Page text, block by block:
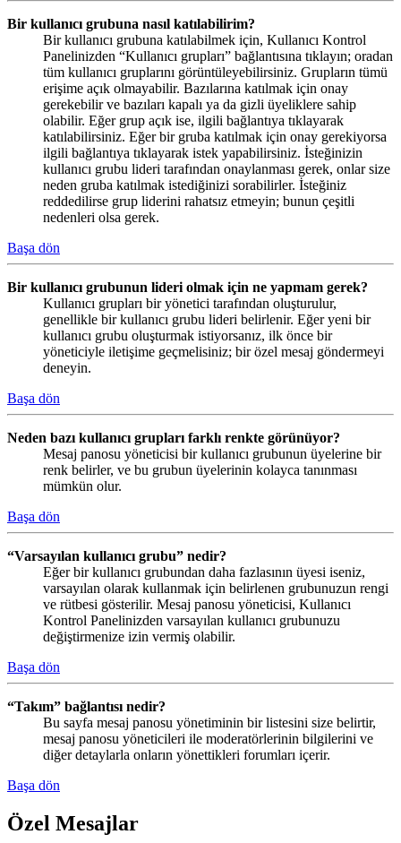
Bir kullanıcı grubuna nasıl katılabilirim?
Bir kullanıcı grubuna katılabilmek için, Kullanıcı Kontrol
Panelinizden “Kullanıcı grupları” bağlantısına tıklayın; oradan
tüm kullanıcı gruplarını görüntüleyebilirsiniz. Grupların tümü
erişime açık olmayabilir. Bazılarına katılmak için onay
gerekebilir ve bazıları kapalı ya da gizli üyeliklere sahip
olabilir. Eğer grup açık ise, ilgili bağlantıya tıklayarak
katılabilirsiniz. Eğer bir gruba katılmak için onay gerekiyorsa
ilgili bağlantıya tıklayarak istek yapabilirsiniz. İsteğinizin
kullanıcı grubu lideri tarafından onaylanması gerek, onlar size
neden gruba katılmak istediğinizi sorabilirler. İsteğiniz
reddedilirse grup liderini rahatsız etmeyin; bunun çeşitli
nedenleri olsa gerek.
Başa dön
Bir kullanıcı grubunun lideri olmak için ne yapmam gerek?
Kullanıcı grupları bir yönetici tarafından oluşturulur,
genellikle bir kullanıcı grubu lideri belirlenir. Eğer yeni bir
kullanıcı grubu oluşturmak istiyorsanız, ilk önce bir
yöneticiyle iletişime geçmelisiniz; bir özel mesaj göndermeyi
deneyin.
Başa dön
Neden bazı kullanıcı grupları farklı renkte görünüyor?
Mesaj panosu yöneticisi bir kullanıcı grubunun üyelerine bir
renk belirler, ve bu grubun üyelerinin kolayca tanınması
mümkün olur.
Başa dön
“Varsayılan kullanıcı grubu” nedir?
Eğer bir kullanıcı grubundan daha fazlasının üyesi iseniz,
varsayılan olarak kullanmak için belirlenen grubunuzun rengi
ve rütbesi gösterilir. Mesaj panosu yöneticisi, Kullanıcı
Kontrol Panelinizden varsayılan kullanıcı grubunuzu
değiştirmenize izin vermiş olabilir.
Başa dön
“Takım” bağlantısı nedir?
Bu sayfa mesaj panosu yönetiminin bir listesini size belirtir,
mesaj panosu yöneticileri ile moderatörlerinin bilgilerini ve
diğer detaylarla onların yönettikleri forumları içerir.
Başa dön
Özel Mesajlar